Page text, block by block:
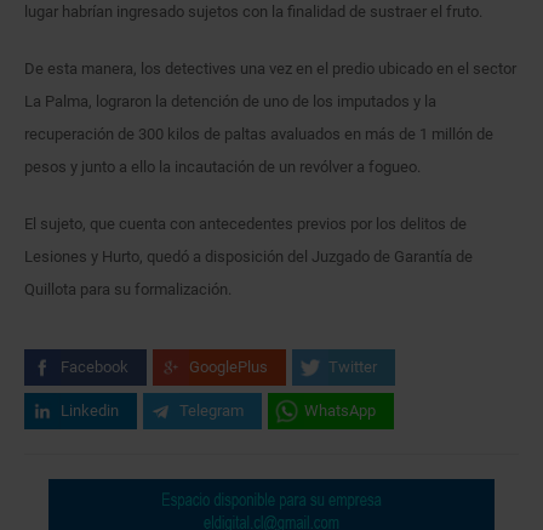
lugar habrían ingresado sujetos con la finalidad de sustraer el fruto.
De esta manera, los detectives una vez en el predio ubicado en el sector
La Palma, lograron la detención de uno de los imputados y la
recuperación de 300 kilos de paltas avaluados en más de 1 millón de
pesos y junto a ello la incautación de un revólver a fogueo.
El sujeto, que cuenta con antecedentes previos por los delitos de
Lesiones y Hurto, quedó a disposición del Juzgado de Garantía de
Quillota para su formalización.
Facebook GooglePlus Twitter
Linkedin Telegram WhatsApp